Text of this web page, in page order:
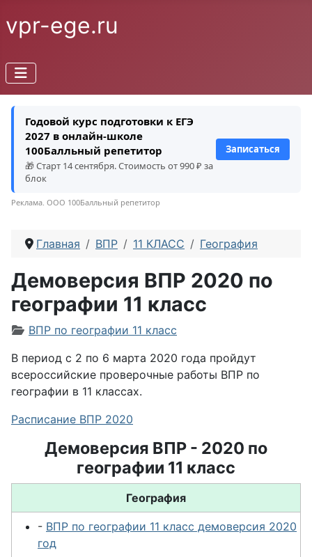
vpr-ege.ru
Годовой курс подготовки к ЕГЭ
2027 в онлайн-школе
100Балльный репетитор
🎁 Старт 14 сентября. Стоимость от 990 ₽ за
блок
Записаться
Реклама. ООО 100Балльный репетитор
Главная ВПР 11 КЛАСС География
Демоверсия ВПР 2020 по
географии 11 класс
Информация о материале
ВПР по географии 11 класс
В период с 2 по 6 марта 2020 года пройдут
всероссийские проверочные работы ВПР по
географии в 11 классах.
Расписание ВПР 2020
Демоверсия ВПР - 2020 по
географии 11 класс
География
- ВПР по географии 11 класс демоверсия 2020
год